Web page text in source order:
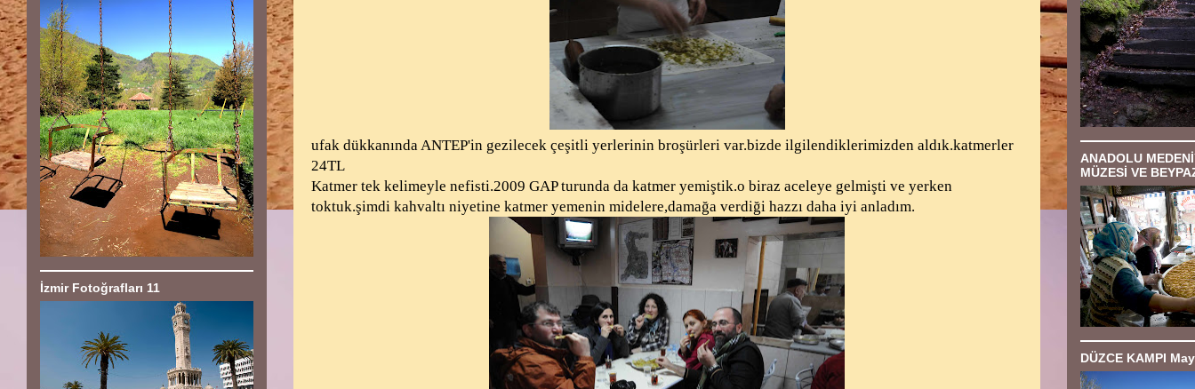
ufak dükkanında ANTEP'in gezilecek çeşitli yerlerinin broşürleri var.bizde ilgilendiklerimizden aldık.katmerler
24TL
Katmer tek kelimeyle nefisti.2009 GAP turunda da katmer yemiştik.o biraz aceleye gelmişti ve yerken
toktuk.şimdi kahvaltı niyetine katmer yemenin midelere,damağa verdiği hazzı daha iyi anladım.
İzmir Fotoğrafları 11
ANADOLU
MÜZESİ VE
DÜZCE KAMPI